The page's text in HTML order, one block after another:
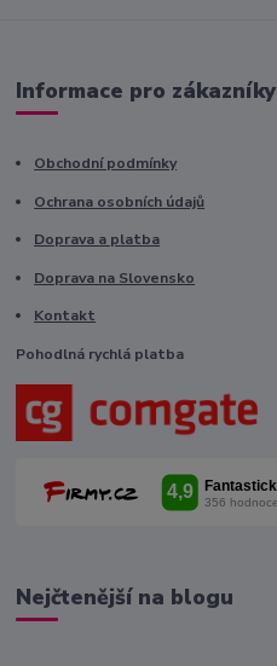
Informace pro zákazníky
Obchodní podmínky
Ochrana osobních údajů
Doprava a platba
Doprava na Slovensko
Kontakt
Pohodlná rychlá platba
Nejčtenější na blogu